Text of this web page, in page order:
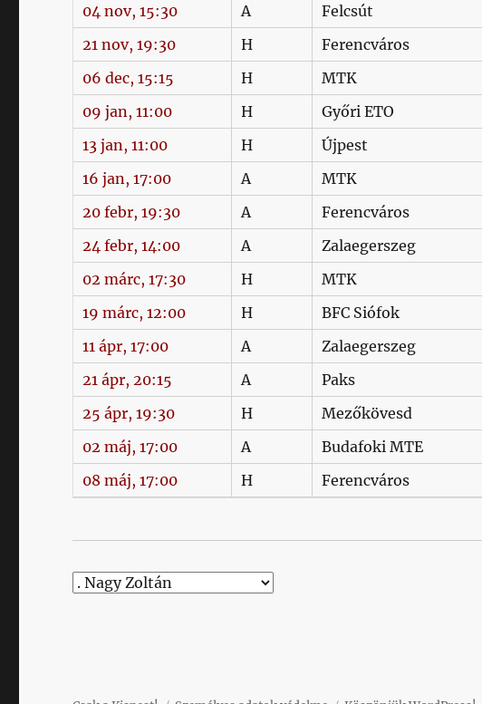
04 nov, 15:30
A Felcsút
21 nov, 19:30
H Ferencváros
06 dec, 15:15
H MTK
09 jan, 11:00
H Győri ETO
13 jan, 11:00
H Újpest
16 jan, 17:00
A MTK
20 febr, 19:30
A Ferencváros
24 febr, 14:00
A Zalaegerszeg
02 márc, 17:30
H MTK
19 márc, 12:00
H BFC Siófok
11 ápr, 17:00
A Zalaegerszeg
21 ápr, 20:15
A Paks
25 ápr, 19:30
H Mezőkövesd
02 máj, 17:00
A Budafoki MTE
08 máj, 17:00
H Ferencváros